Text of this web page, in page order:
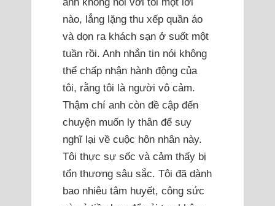
nào, lẳng lặng thu xếp quần áo
và dọn ra khách sạn ở suốt một
tuần rồi. Anh nhắn tin nói không
thể chấp nhận hành động của
tôi, rằng tôi là người vô cảm.
Thậm chí anh còn đề cập đến
chuyện muốn ly thân để suy
nghĩ lại về cuộc hôn nhân này.
Tôi thực sự sốc và cảm thấy bị
tổn thương sâu sắc. Tôi đã dành
bao nhiêu tâm huyết, công sức